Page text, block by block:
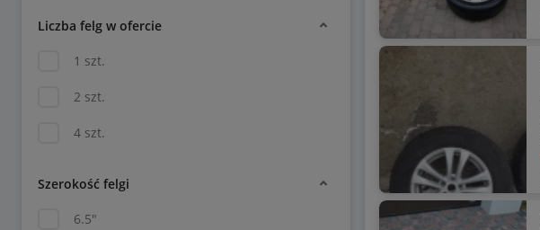
Liczba felg w ofercie
1 szt.
2 szt.
4 szt.
Szerokość felgi
6.5"